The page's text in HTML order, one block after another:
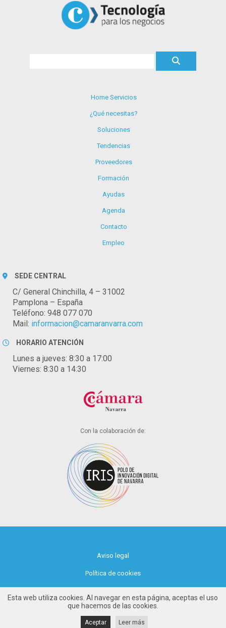
Home Servicios
¿Qué necesitas?
Soluciones
Tendencias
Proveedores
Formación
Ayudas
Agenda
Contacto
Empleo
SEDE CENTRAL
C/ General Chinchilla, 4 – 31002
Pamplona – España
Teléfono: 948 077 070
Mail: informacion@camaranvarra.com
HORARIO ATENCIÓN
Lunes a jueves: 8:30 a 17:00
Viernes: 8:30 a 14:30
Con la colaboración de:
Aviso legal
Política de cookies
Esta web utiliza cookies. Al navegar en esta página, aceptas el uso
que hacemos de las cookies.
Aceptar Leer más